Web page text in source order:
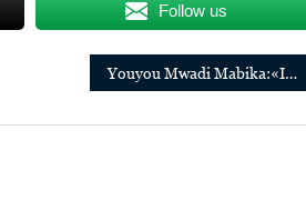
Follow us
Youyou Mwadi Mabika:«Il faut que d’autres joueuses congolaises aillent aussi jouer en WNBA»